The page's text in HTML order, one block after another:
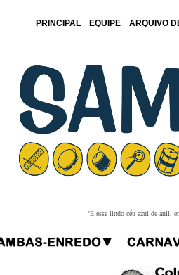
PRINCIPAL EQUIPE ARQUIVO
'E esse lindo céu azul de anil,